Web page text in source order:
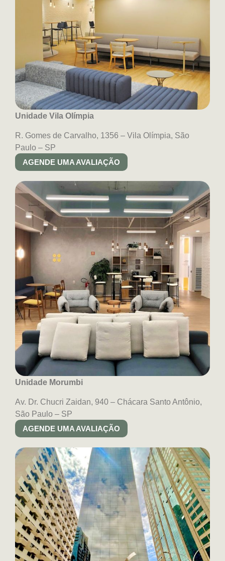
Unidade Vila Olímpia
R. Gomes de Carvalho, 1356 – Vila Olímpia, São
Paulo – SP
AGENDE UMA AVALIAÇÃO
Unidade Morumbi
Av. Dr. Chucri Zaidan, 940 – Chácara Santo Antônio,
São Paulo – SP
AGENDE UMA AVALIAÇÃO